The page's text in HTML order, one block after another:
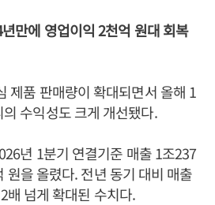
만에 영업이익 2천억 원대 회복
제품 판매량이 확대되면서 올해 1
수익성도 크게 개선됐다.
년 1분기 연결기준 매출 1조237
원을 올렸다. 전년 동기 대비 매출
배 넘게 확대된 수치다.